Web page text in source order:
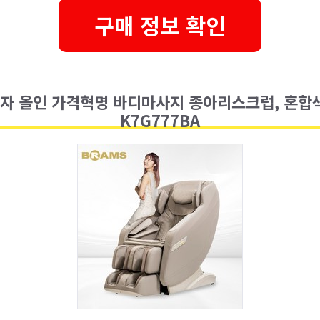
구매 정보 확인
올인 가격혁명 바디마사지 종아리스크럽, 혼
K7G777BA